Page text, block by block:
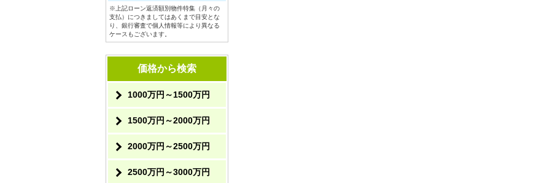
※上記ローン返済額別物件特集（月々の
支払）につきましてはあくまで目安とな
り、銀行審査で個人情報等により異なる
ケースもございます。
価格から検索
1000万円～1500万円
1500万円～2000万円
2000万円～2500万円
2500万円～3000万円